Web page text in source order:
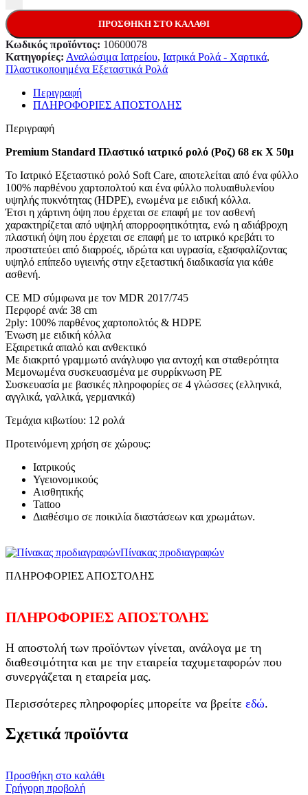
ΠΡΟΣΘΉΚΗ ΣΤΟ ΚΑΛΆΘΙ
Κωδικός προϊόντος: 10600078
Κατηγορίες: Αναλώσιμα Ιατρείου, Ιατρικά Ρολά - Χαρτικά,
Πλαστικοποιημένα Εξεταστικά Ρολά
Περιγραφή
ΠΛΗΡΟΦΟΡΙΕΣ ΑΠΟΣΤΟΛΗΣ
Περιγραφή
Premium Standard Πλαστικό ιατρικό ρολό (Ροζ) 68 εκ Χ 50μ
Το Ιατρικό Εξεταστικό ρολό Soft Care, αποτελείται από ένα φύλλο
100% παρθένου χαρτοπολτού και ένα φύλλο πολυαιθυλενίου
υψηλής πυκνότητας (HDPE), ενωμένα με ειδική κόλλα.
Έτσι η χάρτινη όψη που έρχεται σε επαφή με τον ασθενή
χαρακτηρίζεται από υψηλή απορροφητικότητα, ενώ η αδιάβροχη
πλαστική όψη που έρχεται σε επαφή με το ιατρικό κρεβάτι το
προστατεύει από διαρροές, ιδρώτα και υγρασία, εξασφαλίζοντας
υψηλό επίπεδο υγιεινής στην εξεταστική διαδικασία για κάθε
ασθενή.
CE MD σύμφωνα με τον MDR 2017/745
Περφορέ ανά: 38 cm
2ply: 100% παρθένος χαρτοπολτός & HDPE
Ένωση με ειδική κόλλα
Εξαιρετικά απαλό και ανθεκτικό
Με διακριτό γραμμωτό ανάγλυφο για αντοχή και σταθερότητα
Μεμονωμένα συσκευασμένα με συρρίκνωση PE
Συσκευασία με βασικές πληροφορίες σε 4 γλώσσες (ελληνικά,
αγγλικά, γαλλικά, γερμανικά)
Τεμάχια κιβωτίου: 12 ρολά
Προτεινόμενη χρήση σε χώρους:
Ιατρικούς
Υγειονομικούς
Αισθητικής
Tattoo
Διαθέσιμο σε ποικιλία διαστάσεων και χρωμάτων.
Πίνακας προδιαγραφών
ΠΛΗΡΟΦΟΡΙΕΣ ΑΠΟΣΤΟΛΗΣ
ΠΛΗΡΟΦΟΡΙΕΣ ΑΠΟΣΤΟΛΗΣ
Η αποστολή των προϊόντων γίνεται, ανάλογα με τη
διαθεσιμότητα και με την εταιρεία ταχυμεταφορών που
συνεργάζεται η εταιρεία μας.
Περισσότερες πληροφορίες μπορείτε να βρείτε εδώ.
Σχετικά προϊόντα
Προσθήκη στο καλάθι
Γρήγορη προβολή